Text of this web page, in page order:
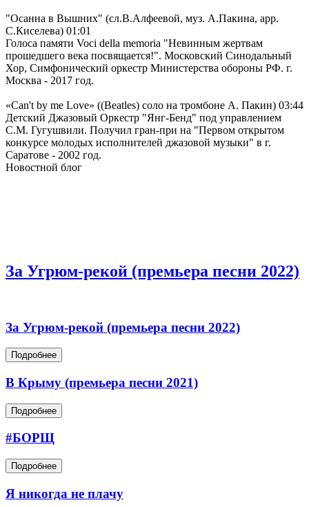
"Осанна в Вышних" (сл.В.Алфеевой, муз. А.Пакина, арр.
С.Киселева) 01:01
Голоса памяти Voci della memoria "Невинным жертвам
прошедшего века посвящается!". Московский Синодальный
Хор, Симфонический оркестр Министерства обороны РФ. г.
Москва - 2017 год.
«Can't by me Love» ((Beatles) соло на тромбоне А. Пакин) 03:44
Детский Джазовый Оркестр "Янг-Бенд" под управлением
С.М. Гугушвили. Получил гран-при на "Первом открытом
конкурсе молодых исполнителей джазовой музыки" в г.
Саратове - 2002 год.
Новостной блог
За Угрюм-рекой (премьера песни 2022)
За Угрюм-рекой (премьера песни 2022)
Подробнее
В Крыму (премьера песни 2021)
Подробнее
#БОРЩ
Подробнее
Я никогда не плачу